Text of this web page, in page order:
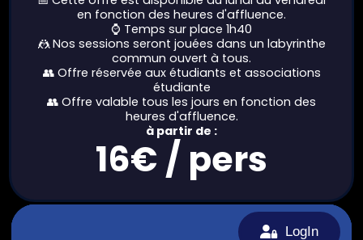
en fonction des heures d'affluence.
⌚ Temps sur place 1h40
🤼 Nos sessions seront jouées dans un labyrinthe
commun ouvert à tous.
👥 Offre réservée aux étudiants et associations
étudiante
👥 Offre valable tous les jours en fonction des
heures d'affluence.
à partir de :
16€ / pers